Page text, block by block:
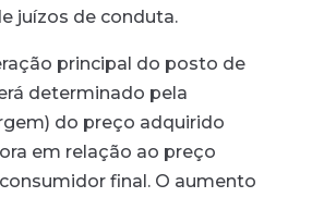
juízos de conduta.
principal do posto de
determinado pela
do preço adquirido
em relação ao preço
final. O aumento